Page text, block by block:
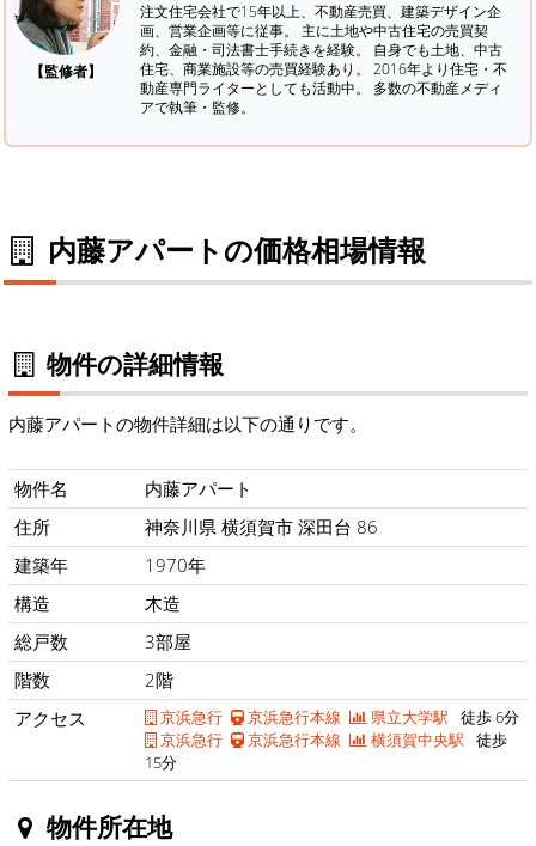
【監修者】
注文住宅会社で15年以上、不動産売買、建築デザイン企
画、営業企画等に従事。 主に土地や中古住宅の売買契
約、金融・司法書士手続きを経験。 自身でも土地、中古
住宅、商業施設等の売買経験あり。 2016年より住宅・不
動産専門ライターとしても活動中。 多数の不動産メディ
アで執筆・監修。
内藤アパートの価格相場情報
物件の詳細情報
内藤アパートの物件詳細は以下の通りです。
物件名
内藤アパート
住所
神奈川県 横須賀市 深田台 86
建築年
1970年
構造
木造
総戸数
3部屋
階数
2階
アクセス
京浜急行 京浜急行本線 県立大学駅 徒歩 6分
京浜急行
京浜急行本線 横須賀中央駅 徒歩
15分
物件所在地